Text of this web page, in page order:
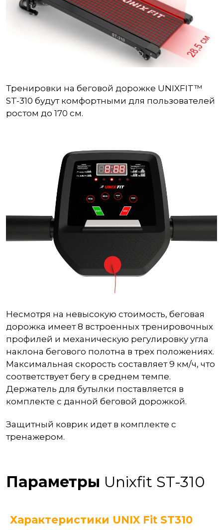
Тренировки на беговой дорожке UNIXFIT™
ST-310 будут комфортными для пользователей
ростом до 170 см.
Несмотря на невысокую стоимость, беговая
дорожка имеет 8 встроенных тренировочных
профилей и механическую регулировку угла
наклона бегового полотна в трех положениях.
Максимальная скорость составляет 9 км/ч, что
соответствует бегу в среднем темпе.
Держатель для бутылки поставляется в
комплекте с данной беговой дорожкой.
Защитный коврик идет в комплекте с
тренажером.
Параметры Unixfit ST-310
Характеристики UNIX Fit ST310